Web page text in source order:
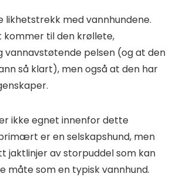
likhetstrekk med vannhundene.
kommer til den krøllete,
vannavstøtende pelsen (og at den
så klart), men også at den har
ikke egnet innenfor dette
er en selskapshund, men
jaktlinjer av storpuddel som kan
måte som en typisk vannhund.